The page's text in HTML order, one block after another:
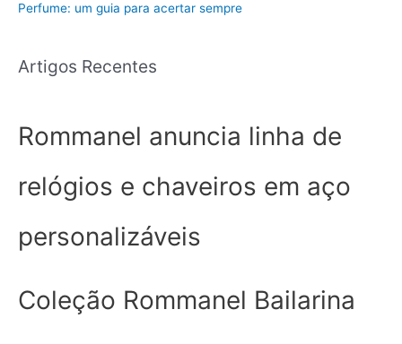
Perfume: um guia para acertar sempre
Artigos Recentes
Rommanel anuncia linha de
relógios e chaveiros em aço
personalizáveis
Coleção Rommanel Bailarina